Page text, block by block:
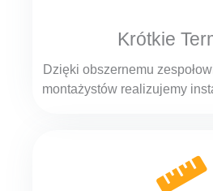
Krótkie
Dzięki obszernemu
montażystów realizujemy